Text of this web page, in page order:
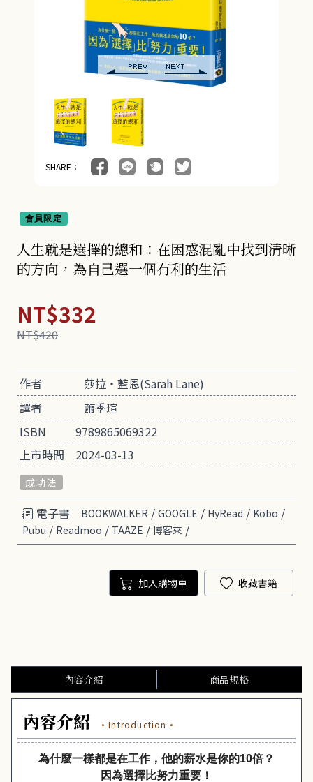
SHARE：
會員限定
人生就是選擇的總和：在困惑混亂中找到清晰
的方向，為自己選一個有利的生活
NT$332
NT$420
作者
莎拉‧藍恩(Sarah Lane)
譯者
蕭季瑄
ISBN
9789865069322
上市時間
2024-03-13
成功法
電子書 BOOKWALKER / GOOGLE / HyRead / Kobo /
Pubu / Readmoo / TAAZE / 博客來 /
加入購物車 收藏書籍
內容介紹 商品規格
內容介紹 ·Introduction·
為什麼一樣都是在工作，他的薪水是你的10倍？
因為選擇比努力重要！